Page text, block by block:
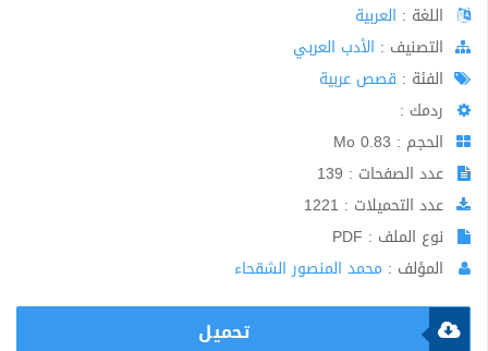
اللغة : العربية
اﻟﺘﺼﻨﻴﻒ : الأدب العربي
الفئة : قصص عربية
ردمك :
الحجم : 0.83 Mo
عدد الصفحات : 139
عدد التحميلات : 1221
نوع الملف : PDF
المؤلف : محمد المنصور الشقحاء
تحميل